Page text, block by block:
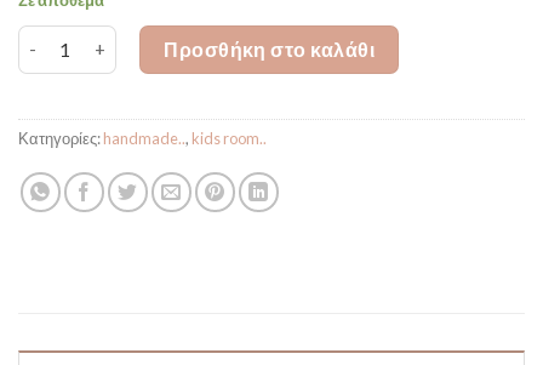
Γιρλάντα με Σημαιάκια Happy Corner ποσότητα
Προσθήκη στο καλάθι
Κατηγορίες:handmade.., kids room..